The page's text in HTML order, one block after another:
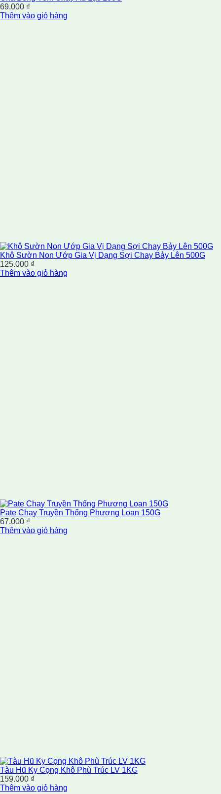
69.000 ₫
Thêm vào giỏ hàng
Khô Sườn Non Ướp Gia Vị Dạng Sợi Chay Bảy Lên 500G
125.000 ₫
Thêm vào giỏ hàng
Pate Chay Truyền Thống Phương Loan 150G
67.000 ₫
Thêm vào giỏ hàng
Tàu Hũ Ky Cọng Khô Phù Trúc LV 1KG
159.000 ₫
Thêm vào giỏ hàng